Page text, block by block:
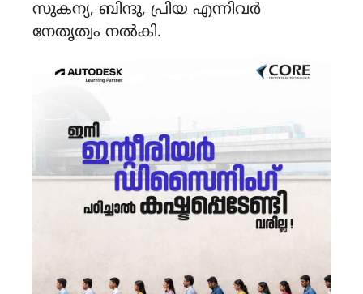
സുകന്യ, ബിന്ദു, പ്രിയ എന്നിവർ
നേതൃത്വം നൽകി.